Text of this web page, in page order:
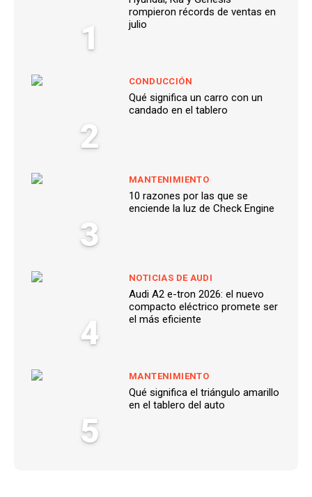
1
rompieron récords de ventas en
julio
2
CONDUCCIÓN
Qué significa un carro con un
candado en el tablero
3
MANTENIMIENTO
10 razones por las que se
enciende la luz de Check Engine
4
NOTICIAS DE AUDI
Audi A2 e-tron 2026: el nuevo
compacto eléctrico promete ser
el más eficiente
5
MANTENIMIENTO
Qué significa el triángulo amarillo
en el tablero del auto